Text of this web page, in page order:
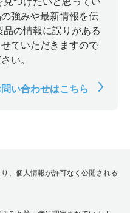
強みや最新情報を伝
の情報に誤りがある
ていただきますので
い。
い合わせはこちら
、個人情報が許可なく公開される